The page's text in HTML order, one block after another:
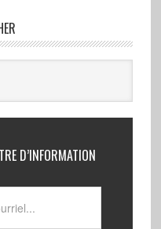
D’INFORMATION